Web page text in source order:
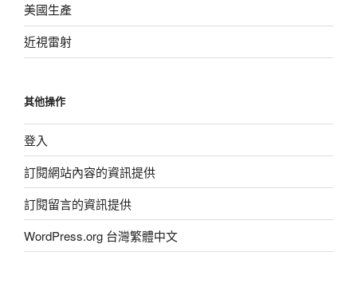
美國生產
近視雷射
其他操作
登入
訂閱網站內容的資訊提供
訂閱留言的資訊提供
WordPress.org 台灣繁體中文